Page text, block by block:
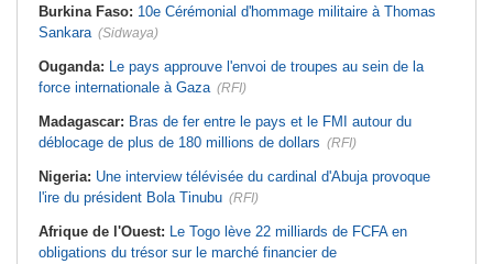
- Les retards du calendrier
alimentent les soupçons d'un report
Afrique: AfroBasket U18 (F) - Le
Burkina Faso: 10e Cérémonial d'hommage militaire à Thomas
Sankara (Sidwaya)
Ouganda: Le pays approuve l'envoi de troupes au sein de la
force internationale à Gaza (RFI)
Madagascar: Bras de fer entre le pays et le FMI autour du
déblocage de plus de 180 millions de dollars (RFI)
Nigeria: Une interview télévisée du cardinal d'Abuja provoque
l'ire du président Bola Tinubu (RFI)
Afrique de l'Ouest: Le Togo lève 22 milliards de FCFA en
obligations du trésor sur le marché financier de